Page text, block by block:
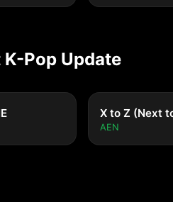
K-Pop Update
X to Z (Next
AEN